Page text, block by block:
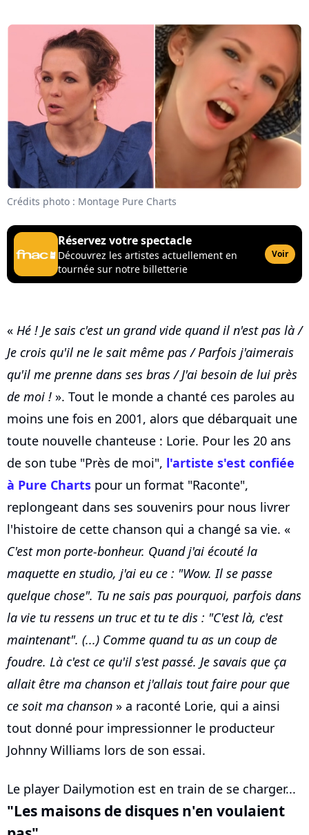
Crédits photo : Montage Pure Charts
Réservez votre spectacle
Découvrez les artistes actuellement en
tournée sur notre billetterie
Voir
« Hé ! Je sais c'est un grand vide quand il n'est pas là /
Je crois qu'il ne le sait même pas / Parfois j'aimerais
qu'il me prenne dans ses bras / J'ai besoin de lui près
de moi ! ». Tout le monde a chanté ces paroles au
moins une fois en 2001, alors que débarquait une
toute nouvelle chanteuse : Lorie. Pour les 20 ans
de son tube "Près de moi", l'artiste s'est confiée
à Pure Charts pour un format "Raconte",
replongeant dans ses souvenirs pour nous livrer
l'histoire de cette chanson qui a changé sa vie. «
C'est mon porte-bonheur. Quand j'ai écouté la
maquette en studio, j'ai eu ce : "Wow. Il se passe
quelque chose". Tu ne sais pas pourquoi, parfois dans
la vie tu ressens un truc et tu te dis : "C'est là, c'est
maintenant". (...) Comme quand tu as un coup de
foudre. Là c'est ce qu'il s'est passé. Je savais que ça
allait être ma chanson et j'allais tout faire pour que
ce soit ma chanson » a raconté Lorie, qui a ainsi
tout donné pour impressionner le producteur
Johnny Williams lors de son essai.
Le player Dailymotion est en train de se charger...
"Les maisons de disques n'en voulaient